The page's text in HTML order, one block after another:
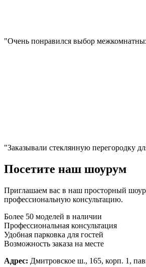
"Очень понравился выбор
"Заказывали стеклянную перегородку
Посетите наш шоурум
Приглашаем вас в наш просторный
профессиональную консультацию.
Более 50 моделей в наличии
Профессиональная консультация
Удобная парковка для гостей
Возможность заказа на месте
Адрес: Дмитровское ш., 165, корп. 1,